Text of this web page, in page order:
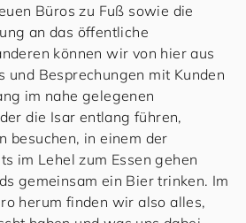
Büros zu Fuß sowie die
an das öffentliche
können wir von hier aus
und Besprechungen mit Kunden
im nahe gelegenen
die Isar entlang führen,
besuchen, in einem der
im Lehel zum Essen gehen
gemeinsam ein Bier trinken. Im
herum finden wir also alles,